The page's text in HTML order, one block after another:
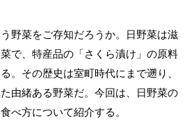
野菜をご存知だろうか。日野菜は滋
で、特産品の「さくら漬け」の原料
。その歴史は室町時代にまで遡り、
由緒ある野菜だ。今回は、日野菜の
べ方について紹介する。